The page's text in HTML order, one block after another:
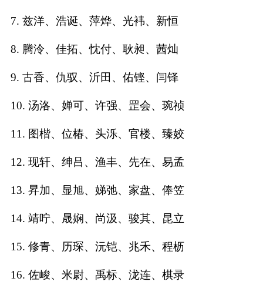
生
肖
蛇年起名
龙年起名
兔年起名
取
7. 兹洋、浩诞、萍烨、光袆、新恒
8. 腾泠、佳拓、忱付、耿昶、茜灿
9. 古香、仇驭、沂田、佑铿、闫铎
10. 汤洛、婵可、许强、罡会、琬祯
11. 图楷、位椿、头泺、官楼、臻姣
12. 现轩、绅吕、渔丰、先在、易孟
13. 昇加、显旭、娣弛、家盘、俸笠
14. 靖咛、晟娴、尚汲、骏其、昆立
15. 修青、历琛、沅铠、兆禾、程枥
16. 佐峻、米尉、禹标、泷连、棋录